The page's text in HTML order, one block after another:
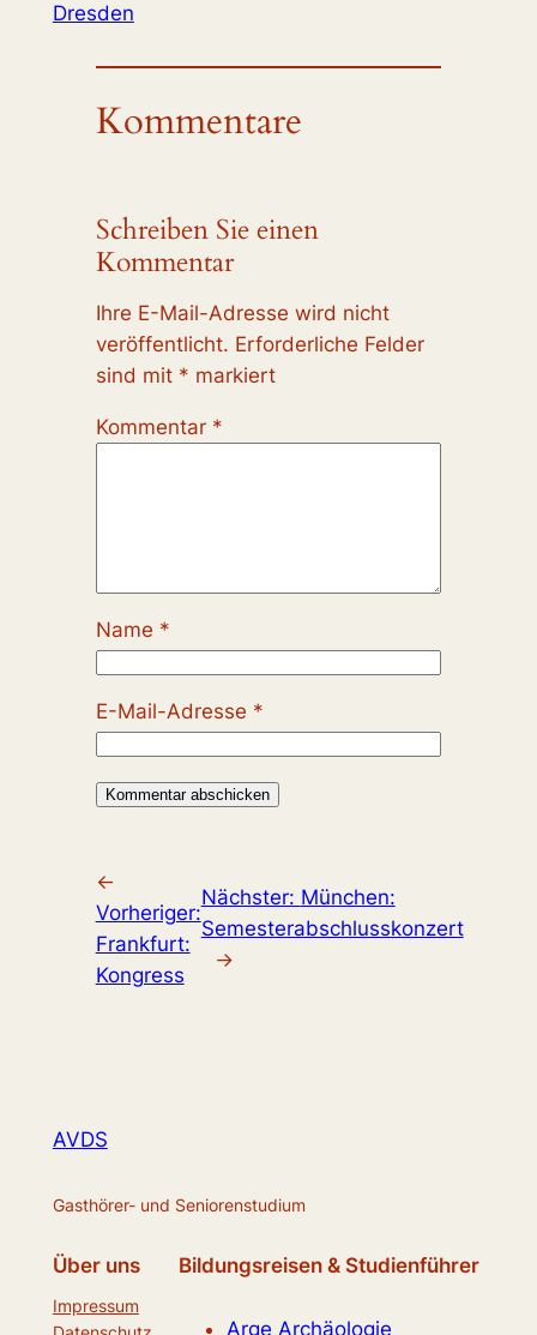
Dresden
Kommentare
Schreiben Sie einen
Kommentar
Ihre E-Mail-Adresse wird nicht
veröffentlicht. Erforderliche Felder
sind mit * markiert
Kommentar *
Name *
E-Mail-Adresse *
←
Vorheriger:
Frankfurt:
Kongress
Nächster: München:
Semesterabschlusskonzert
→
AVDS
Gasthörer- und Seniorenstudium
Über uns
Impressum
Bildungsreisen & Studienführer
Arge Archäologie